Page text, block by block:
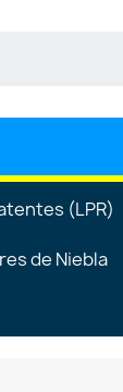
(LPR)
de Niebla